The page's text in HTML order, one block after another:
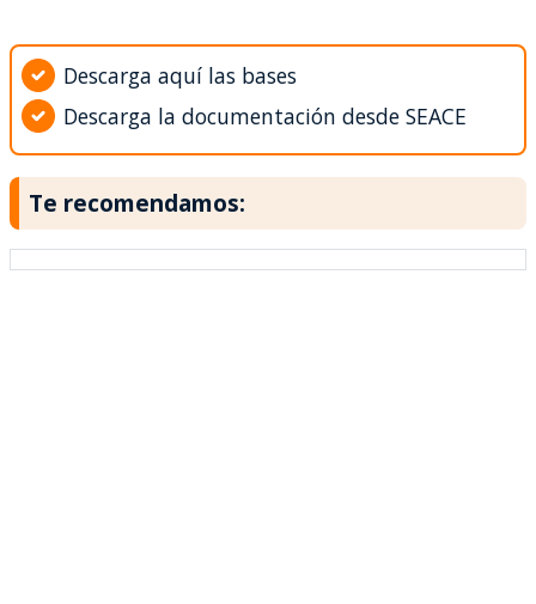
Descarga aquí las bases
Descarga la documentación desde SEACE
Te recomendamos: